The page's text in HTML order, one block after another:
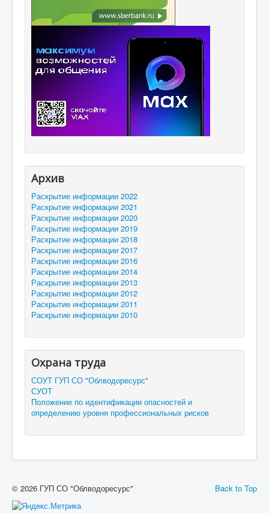
Архив
Раскрытие информации 2022
Раскрытие информации 2021
Раскрытие информации 2020
Раскрытие информации 2019
Раскрытие информации 2018
Раскрытие информации 2017
Раскрытие информации 2016
Раскрытие информации 2014
Раскрытие информации 2013
Раскрытие информации 2012
Раскрытие информации 2011
Раскрытие информации 2010
Охрана труда
СОУТ ГУП СО "Облводоресурс"
СУОТ
Положение по идентификации опасностей и
определению уровня профессиональных рисков
Back to Top
© 2026 ГУП СО "Облводоресурс"